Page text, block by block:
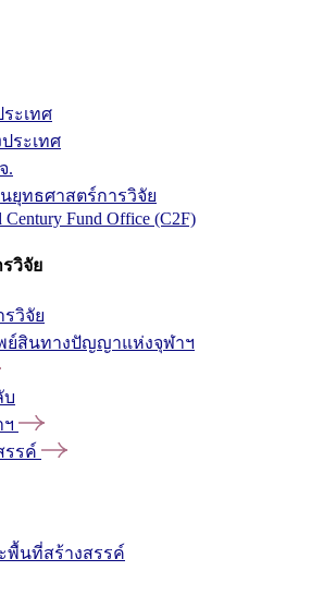
ะเทศ
ระเทศ
.
ยุทธศาสตร์การวิจัย
Century Fund Office (C2F)
วิจัย
วิจัย
ย์สินทางปัญญาแห่งจุฬาฯ
บ
รรค์
พื้นที่สร้างสรรค์